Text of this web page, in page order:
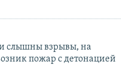
слышны взрывы, на
пожар с детонацией